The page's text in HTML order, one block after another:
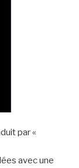
par «
avec une